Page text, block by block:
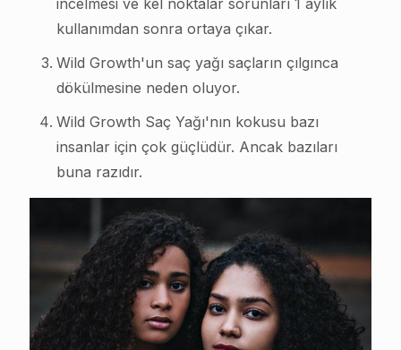
incelmesi ve kel noktalar sorunları 1 aylık
kullanımdan sonra ortaya çıkar.
Wild Growth'un saç yağı saçların çılgınca
dökülmesine neden oluyor.
Wild Growth Saç Yağı'nın kokusu bazı
insanlar için çok güçlüdür. Ancak bazıları
buna razıdır.